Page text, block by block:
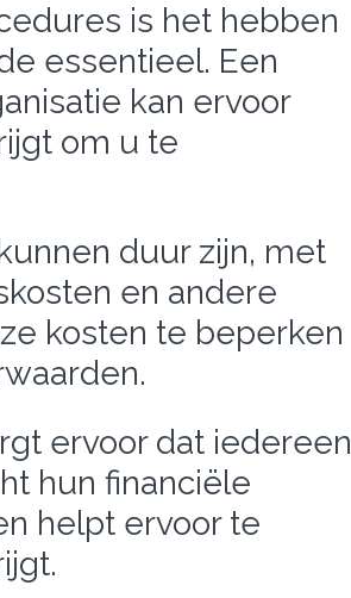
is het hebben
essentieel. Een
kan ervoor
om u te
duur zijn, met
en andere
kosten te beperken
ervoor dat iedereen
hun financiële
helpt ervoor te